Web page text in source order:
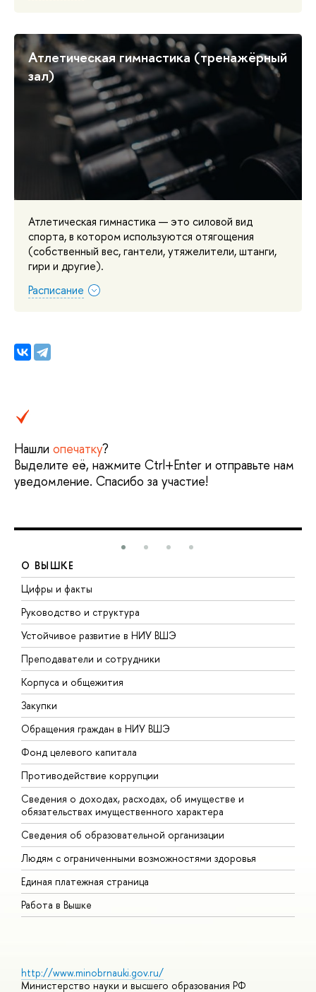
Атлетическая гимнастика (тренажёрный
зал)
Атлетическая гимнастика — это силовой вид
спорта, в котором используются отягощения
(собственный вес, гантели, утяжелители, штанги,
гири и другие).
Расписание
Нашли опечатку?
Выделите её, нажмите Ctrl+Enter и отправьте нам
уведомление. Спасибо за участие!
О ВЫШКЕ
Цифры и факты
Руководство и структура
Устойчивое развитие в НИУ ВШЭ
Преподаватели и сотрудники
Корпуса и общежития
Закупки
Обращения граждан в НИУ ВШЭ
Фонд целевого капитала
Противодействие коррупции
Сведения о доходах, расходах, об имуществе и
обязательствах имущественного характера
Сведения об образовательной организации
Людям с ограниченными возможностями здоровья
Единая платежная страница
Работа в Вышке
http://www.minobrnauki.gov.ru/
Министерство науки и высшего образования РФ